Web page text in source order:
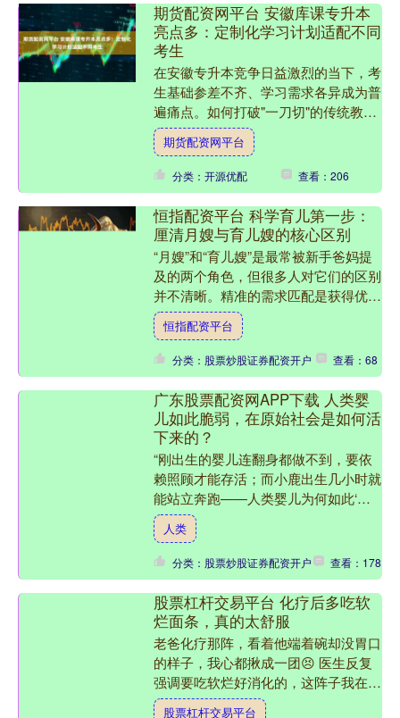
期货配资网平台 安徽库课专升本
亮点多：定制化学习计划适配不同
考生
在安徽专升本竞争日益激烈的当下，考
生基础参差不齐、学习需求各异成为普
遍痛点。如何打破"一刀切"的传统教学
模式，实现精准高效的备考？安徽库课
专升本创新推出的"定制....
期货配资网平台
分类：开源优配 查看：206
恒指配资平台 科学育儿第一步：
厘清月嫂与育儿嫂的核心区别
“月嫂”和“育儿嫂”是最常被新手爸妈提
及的两个角色，但很多人对它们的区别
并不清晰。精准的需求匹配是获得优质
服务的第一步。本文将为您详细解析两
者的核心不同，并提供....
恒指配资平台
分类：股票炒股证券配资开户 查看：68
广东股票配资网APP下载 人类婴
儿如此脆弱，在原始社会是如何活
下来的？
“刚出生的婴儿连翻身都做不到，要依
赖照顾才能存活；而小鹿出生几小时就
能站立奔跑——人类婴儿为何如此‘脆
弱’？在食物短缺、天敌环伺的原始社
会，他们又如何活下来？”....
人类
分类：股票炒股证券配资开户 查看：178
股票杠杆交易平台 化疗后多吃软
烂面条，真的太舒服
老爸化疗那阵，看着他端着碗却没胃口
的样子，我心都揪成一团😣 医生反复
强调要吃软烂好消化的，这阵子我在医
院跟其他家属偷师 + 自己琢磨，终于
股票杠杆交易平台